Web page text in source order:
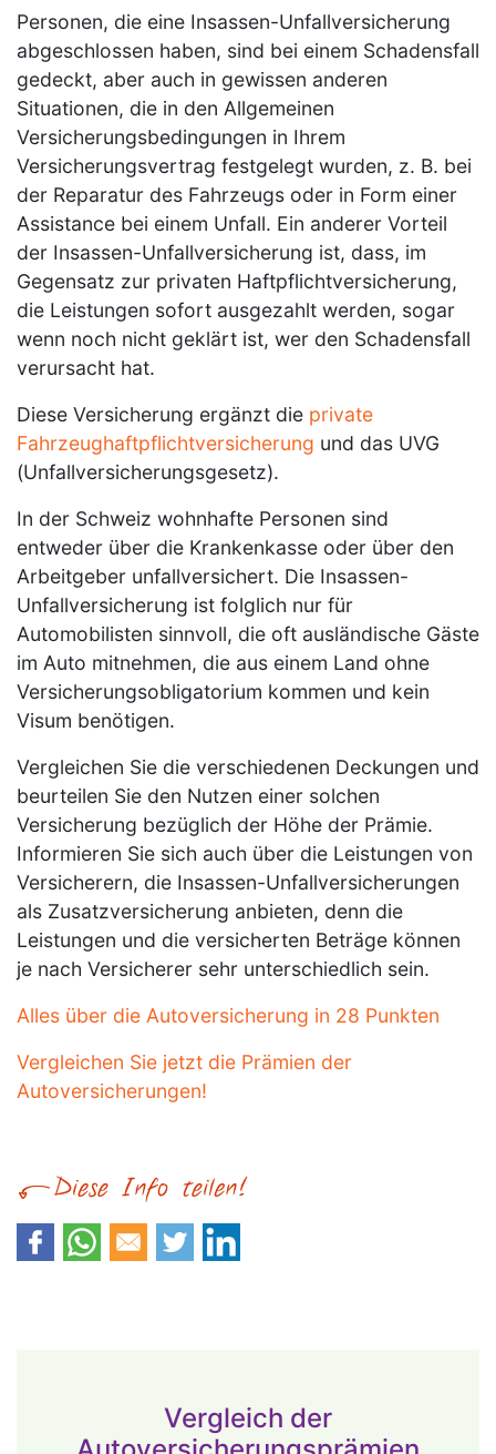
Personen, die eine Insassen-Unfallversicherung
abgeschlossen haben, sind bei einem Schadensfall
gedeckt, aber auch in gewissen anderen
Situationen, die in den Allgemeinen
Versicherungsbedingungen in Ihrem
Versicherungsvertrag festgelegt wurden, z. B. bei
der Reparatur des Fahrzeugs oder in Form einer
Assistance bei einem Unfall. Ein anderer Vorteil
der Insassen-Unfallversicherung ist, dass, im
Gegensatz zur privaten Haftpflichtversicherung,
die Leistungen sofort ausgezahlt werden, sogar
wenn noch nicht geklärt ist, wer den Schadensfall
verursacht hat.
Diese Versicherung ergänzt die private
Fahrzeughaftpflichtversicherung und das UVG
(Unfallversicherungsgesetz).
In der Schweiz wohnhafte Personen sind
entweder über die Krankenkasse oder über den
Arbeitgeber unfallversichert. Die Insassen-
Unfallversicherung ist folglich nur für
Automobilisten sinnvoll, die oft ausländische Gäste
im Auto mitnehmen, die aus einem Land ohne
Versicherungsobligatorium kommen und kein
Visum benötigen.
Vergleichen Sie die verschiedenen Deckungen und
beurteilen Sie den Nutzen einer solchen
Versicherung bezüglich der Höhe der Prämie.
Informieren Sie sich auch über die Leistungen von
Versicherern, die Insassen-Unfallversicherungen
als Zusatzversicherung anbieten, denn die
Leistungen und die versicherten Beträge können
je nach Versicherer sehr unterschiedlich sein.
Alles über die Autoversicherung in 28 Punkten
Vergleichen Sie jetzt die Prämien der
Autoversicherungen!
Vergleich der